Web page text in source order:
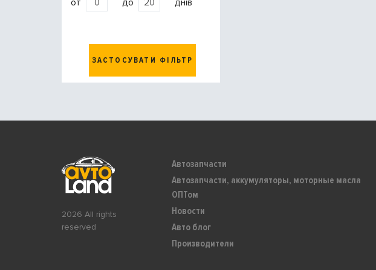
ЗАСТОСУВАТИ ФІЛЬТР
2026 All rights
reserved
Автозапчасти
Автозапчасти, аккумуляторы, моторные масла
ОПТом
Новости
Авто блог
Производители